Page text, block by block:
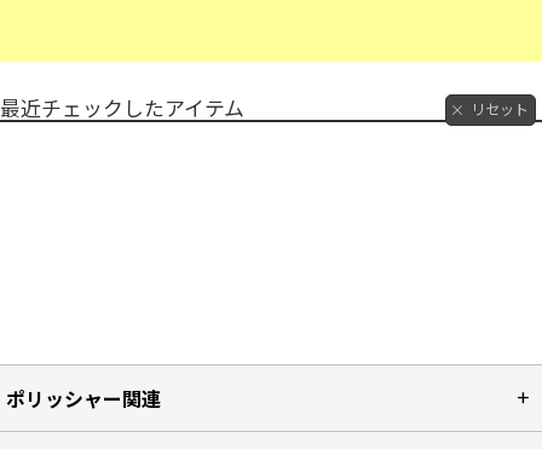
最近チェックしたアイテム リセット
ポリッシャー関連